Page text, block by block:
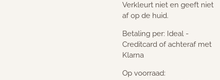
Verkleurt niet en geeft niet
af op de huid.
Betaling per: Ideal -
Creditcard of achteraf met
Klarna
Op voorraad: